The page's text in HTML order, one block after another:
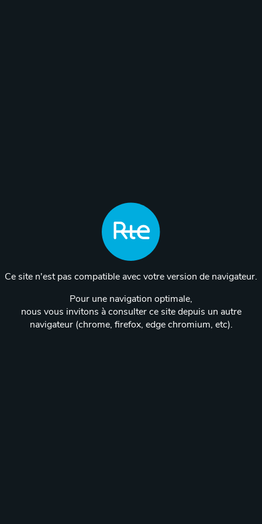
Ce site n'est pas compatible avec votre version de navigateur.
Pour une navigation optimale,
nous vous invitons à consulter ce site depuis un autre
navigateur (chrome, firefox, edge chromium, etc).